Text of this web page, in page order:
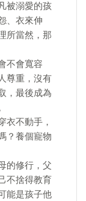
被溺愛的孩
、衣來伸
所當然，那
不會寬容
尊重，沒有
，最後成為
衣不動手，
？養個寵物
的修行，父
不捨得教育
能是孩子他